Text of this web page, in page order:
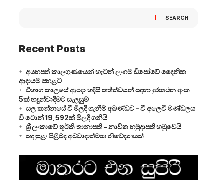
SEARCH
Recent Posts
අයහපත් කාලගුණයෙන් හැටන් ලංගම ඩිපෝවේ දෛනික
ආදායම පහළට
විභාග කාලයේ ආපදා හදිසි තත්ත්වයන් සඳහා දුරකථන අංක
5ක් හඳුන්වාදීමට සැලසුම්
යල කන්නයේ වී මිලදී ගැනීම් අඛණ්ඩව – වී අලෙවි මණ්ඩලය
වී ටොන් 19,592ක් මිලදී ගනියි
ශ්‍රී ලංකාවේ තුර්කි තානාපති – නාවික හමුදාපති හමුවෙයි
තද සුළං පිළිබඳ අවවාදාත්මක නිවේදනයක්
Player